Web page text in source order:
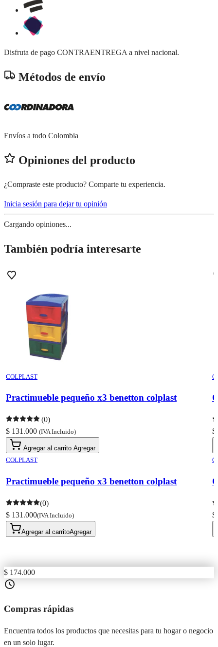
Disfruta de pago CONTRAENTREGA a nivel nacional.
Métodos de envío
Envíos a todo Colombia
Opiniones del producto
¿Compraste este producto? Comparte tu experiencia.
Inicia sesión para dejar tu opinión
Cargando opiniones...
También podría interesarte
COLPLAST
Practimueble pequeño x3 benetton colplast
(0)
$ 131.000 (IVA Incluido)
Agregar al carrito Agregar
COLPLAST
Practimueble pequeño x3 benetton colplast
(0)
$ 131.000(IVA Incluido)
Agregar al carritoAgregar
$
$
$ 174.000
Compras rápidas
Encuentra todos los productos que necesitas para tu hogar o negocio
en un solo lugar.